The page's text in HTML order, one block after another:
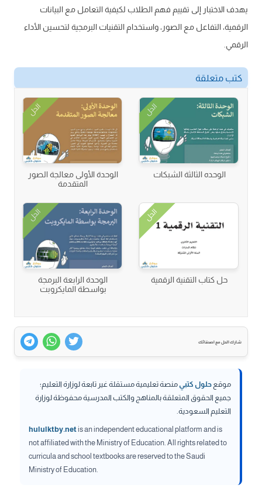
يهدف الاختبار إلى تقييم فهم الطلاب لكيفية التعامل مع البيانات
الرقمية، التفاعل مع الصور، واستخدام التقنيات البرمجية لتحسين الأداء
الرقمي.
كتب متعلقة
الحل
الوحده الثالثة الشبكات
الحل
الوحدة الأولى معالجة الصور
المتقدمة
الحل
حل كتاب التقنية الرقمية
الحل
الوحدة الرابعة البرمجة
بواسطة المايكروبت
شارك الحل مع اصدقائك
موقع حلول كتبيمنصة تعليمية مستقلة غير تابعة لوزارة التعليم؛
جميع الحقوق المتعلقة بالمناهج والكتب المدرسية محفوظة لوزارة
التعليم السعودية.
hululktby.netis an independent educational platform and is
not affiliated with the Ministry of Education. All rights related to
curricula and school textbooks are reserved to the Saudi
Ministry of Education.